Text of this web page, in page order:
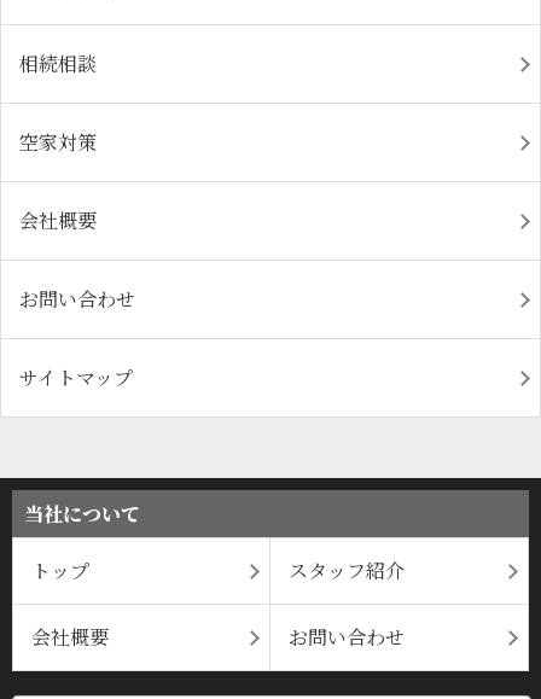
相続相談
空家対策
会社概要
お問い合わせ
サイトマップ
当社について
トップ スタッフ紹介
会社概要 お問い合わせ